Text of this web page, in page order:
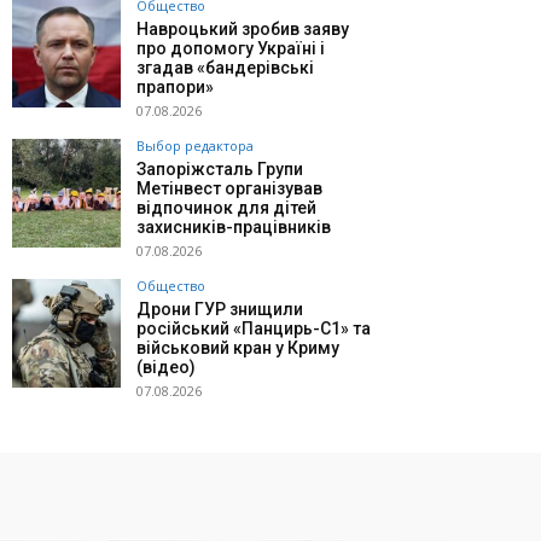
Общество
Навроцький зробив заяву
про допомогу Україні і
згадав «бандерівські
прапори»
07.08.2026
Выбор редактора
Запоріжсталь Групи
Метінвест організував
відпочинок для дітей
захисників-працівників
07.08.2026
Общество
Дрони ГУР знищили
російський «Панцирь-С1» та
військовий кран у Криму
(відео)
07.08.2026